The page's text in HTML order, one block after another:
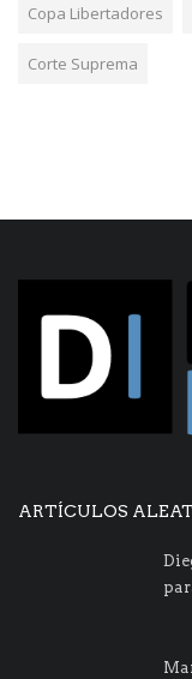
Copa Libertadores
Corte Suprema
ARTÍCULOS